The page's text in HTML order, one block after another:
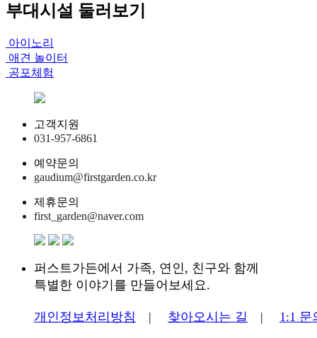
부대시설 둘러보기
아이노리
애견 놀이터
공포체험
고객지원
031-957-6861
예약문의
gaudium@firstgarden.co.kr
제휴문의
first_garden@naver.com
퍼스트가든에서 가족, 연인, 친구와 함께
특별한 이야기를 만들어보세요.
개인정보처리방침 | 찾아오시는 길 | 1:1 문